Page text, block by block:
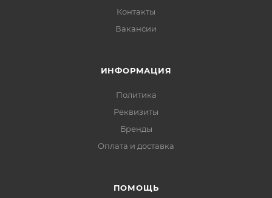
Контакты
Вакансии
ИНФОРМАЦИЯ
Политика
Реквизиты
Бренды
Оплата и доставка
ПОМОЩЬ